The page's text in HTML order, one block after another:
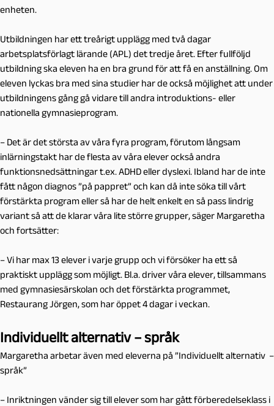
enheten.
Utbildningen har ett treårigt upplägg med två dagar
arbetsplatsförlagt lärande (APL) det tredje året. Efter fullföljd
utbildning ska eleven ha en bra grund för att få en anställning. Om
eleven lyckas bra med sina studier har de också möjlighet att under
utbildningens gång gå vidare till andra introduktions- eller
nationella gymnasieprogram.
– Det är det största av våra fyra program, förutom långsam
inlärningstakt har de flesta av våra elever också andra
funktionsnedsättningar t.ex. ADHD eller dyslexi. Ibland har de inte
fått någon diagnos ”på pappret” och kan då inte söka till vårt
förstärkta program eller så har de helt enkelt en så pass lindrig
variant så att de klarar våra lite större grupper, säger Margaretha
och fortsätter:
– Vi har max 13 elever i varje grupp och vi försöker ha ett så
praktiskt upplägg som möjligt. Bl.a. driver våra elever, tillsammans
med gymnasiesärskolan och det förstärkta programmet,
Restaurang Jörgen, som har öppet 4 dagar i veckan.
Individuellt alternativ – språk
Margaretha arbetar även med eleverna på ”Individuellt alternativ –
språk”
– Inriktningen vänder sig till elever som har gått förberedelseklass i